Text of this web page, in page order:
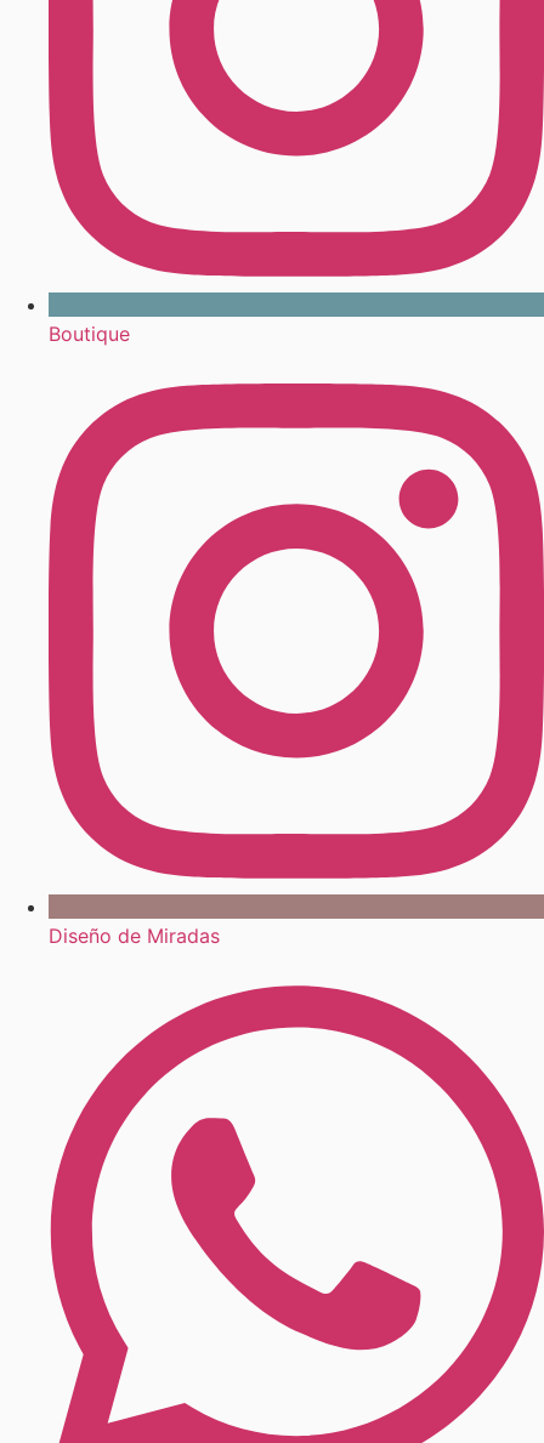
Boutique
Diseño de Miradas